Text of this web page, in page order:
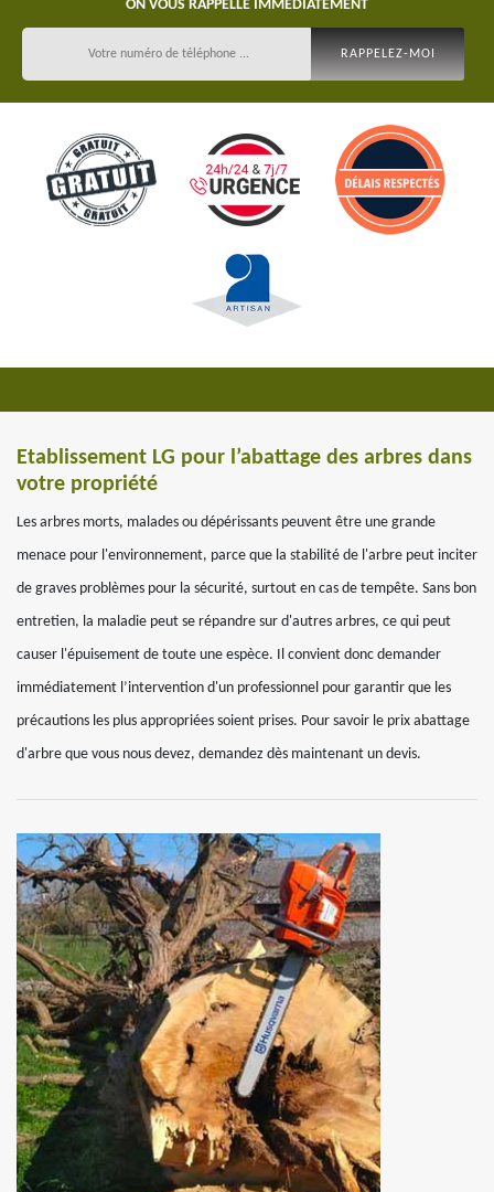
ON VOUS RAPPELLE IMMEDIATEMENT
Etablissement LG pour l’abattage des arbres dans
votre propriété
Les arbres morts, malades ou dépérissants peuvent être une grande
menace pour l'environnement, parce que la stabilité de l'arbre peut inciter
de graves problèmes pour la sécurité, surtout en cas de tempête. Sans bon
entretien, la maladie peut se répandre sur d'autres arbres, ce qui peut
causer l'épuisement de toute une espèce. Il convient donc demander
immédiatement l’intervention d'un professionnel pour garantir que les
précautions les plus appropriées soient prises. Pour savoir le prix abattage
d'arbre que vous nous devez, demandez dès maintenant un devis.